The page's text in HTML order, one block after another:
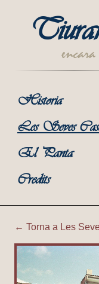
Historia
Les Seves
El Panta
Credits
Tiurana
← Torna a Les